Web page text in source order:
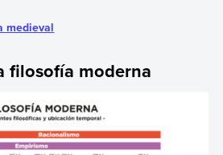
medieval
filosofía moderna